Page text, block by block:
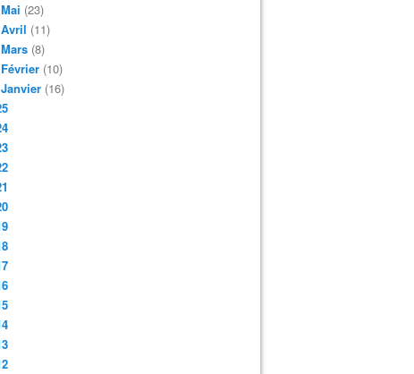
Mai (23)
Avril (11)
Mars (8)
Février (10)
Janvier (16)